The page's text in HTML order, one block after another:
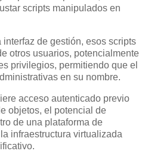
scripts manipulados en
de gestión, esos scripts
otros usuarios, potencialmente
privilegios, permitiendo que el
en su nombre.
acceso autenticado previo
objetos, el potencial de
de una plataforma de
infraestructura virtualizada